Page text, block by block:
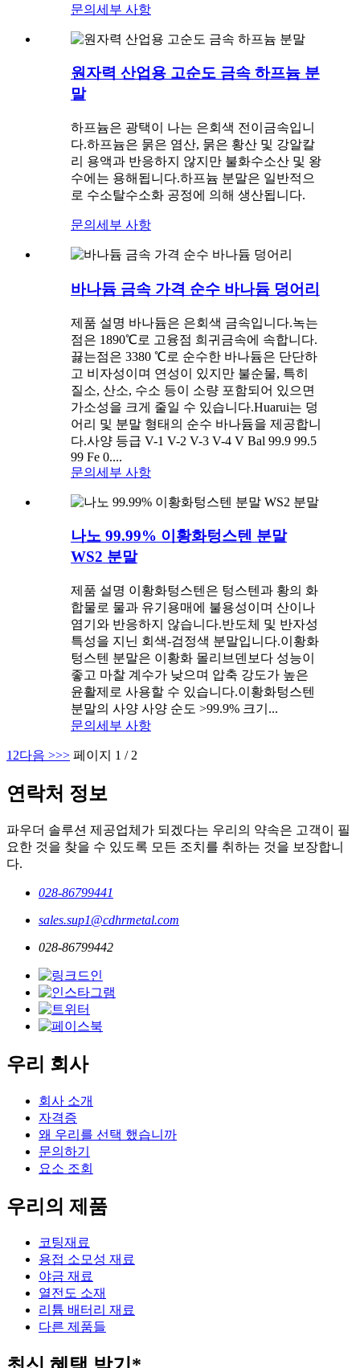
문의 세부 사항
원자력 산업용 고순도 금속 하프늄 분
말
하프늄은 광택이 나는 은회색 전이금속입니
다.하프늄은 묽은 염산, 묽은 황산 및 강알칼
리 용액과 반응하지 않지만 불화수소산 및 왕
수에는 용해됩니다.하프늄 분말은 일반적으
로 수소탈수소화 공정에 의해 생산됩니다.
문의 세부 사항
바나듐 금속 가격 순수 바나듐 덩어리
제품 설명 바나듐은 은회색 금속입니다.녹는
점은 1890℃로 고융점 희귀금속에 속합니다.
끓는점은 3380 ℃로 순수한 바나듐은 단단하
고 비자성이며 연성이 있지만 불순물, 특히
질소, 산소, 수소 등이 소량 포함되어 있으면
가소성을 크게 줄일 수 있습니다.Huarui는 덩
어리 및 분말 형태의 순수 바나듐을 제공합니
다.사양 등급 V-1 V-2 V-3 V-4 V Bal 99.9 99.5
99 Fe 0....
문의 세부 사항
나노 99.99% 이황화텅스텐 분말
WS2 분말
제품 설명 이황화텅스텐은 텅스텐과 황의 화
합물로 물과 유기용매에 불용성이며 산이나
염기와 반응하지 않습니다.반도체 및 반자성
특성을 지닌 회색-검정색 분말입니다.이황화
텅스텐 분말은 이황화 몰리브덴보다 성능이
좋고 마찰 계수가 낮으며 압축 강도가 높은
윤활제로 사용할 수 있습니다.이황화텅스텐
분말의 사양 사양 순도 >99.9% 크기...
문의 세부 사항
1 2다음 >>> 페이지 1 / 2
연락처 정보
파우더 솔루션 제공업체가 되겠다는 우리의 약속은 고객이 필
요한 것을 찾을 수 있도록 모든 조치를 취하는 것을 보장합니
다.
028-86799441
sales.sup1@cdhrmetal.com
028-86799442
우리 회사
회사 소개
자격증
왜 우리를 선택 했습니까
문의하기
요소 조회
우리의 제품
코팅재료
용접 소모성 재료
야금 재료
열전도 소재
리튬 배터리 재료
다른 제품들